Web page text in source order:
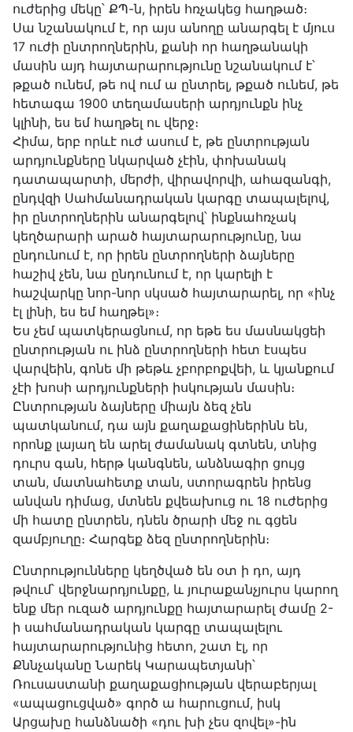
ուժերից մեկը՝ ՔՊ-ն, իրեն հռչակեց հաղթած։
Սա նշանակում է, որ այս անողը անարգել է մյուս
17 ուժի ընտրողներին, քանի որ հաղթանակի
մասին այդ հայտարարությունը նշանակում է՝
թքած ունեմ, թե ով ում ա ընտրել, թքած ունեմ, թե
հետագա 1900 տեղամասերի արդյունքն ինչ
կլինի, ես եմ հաղթել ու վերջ։
Հիմա, երբ որևէ ուժ ասում է, թե ընտրության
արդյունքները նկարված չէին, փոխանակ
դատապարտի, մերժի, վիրավորվի, ահազանգի,
ընդվզի Սահմանադրական կարգը տապալելով,
իր ընտրողներին անարգելով՝ ինքնահռչակ
կեղծարարի արած հայտարարությունը, նա
ընդունում է, որ իրեն ընտրողների ձայները
հաշիվ չեն, նա ընդունում է, որ կարելի է
հաշվարկը նոր-նոր սկսած հայտարարել, որ «ինչ
էլ լինի, ես եմ հաղթել»։
Ես չեմ պատկերացնում, որ եթե ես մասնակցեի
ընտրության ու ինձ ընտրողների հետ էսպես
վարվեին, գոնե մի թեթև չբորբոքվեի, և կյանքում
չէի խոսի արդյունքների իսկության մասին։
Ընտրության ձայները միայն ձեզ չեն
պատկանում, դա այն քաղաքացիներինն են,
որոնք լայաղ են արել ժամանակ գտնեն, տնից
դուրս գան, հերթ կանգնեն, անձնագիր ցույց
տան, մատնահետք տան, ստորագրեն իրենց
անվան դիմաց, մտնեն քվեախուց ու 18 ուժերից
մի հատը ընտրեն, դնեն ծրարի մեջ ու գցեն
զամբյուղը։ Հարգեք ձեզ ընտրողներին։
Ընտրությունները կեղծված են օտ ի դո, այդ
թվում՝ վերջնարդյունքը, և յուրաքանչյուրս կարող
ենք մեր ուզած արդյունքը հայտարարել ժամը 2-
ի սահմանադրական կարգը տապալելու
հայտարարությունից հետո, շատ էլ, որ
Քննչականը Նարեկ Կարապետյանի՝
Ռուսաստանի քաղաքացիության վերաբերյալ
«ապացուցված» գործ ա հարուցում, իսկ
Արցախը հանձնածի «դու խի չես զովել»-ին